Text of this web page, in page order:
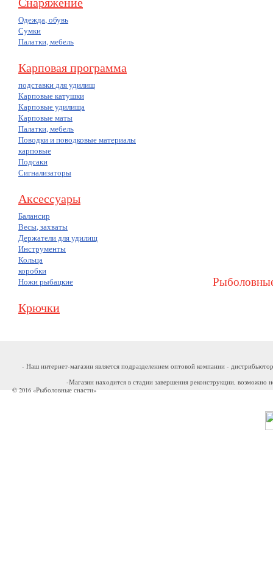
Одежда, обувь
Сумки
Палатки, мебель
Карповая программа
подставки для удилищ
Карповые катушки
Карповые удилища
Карповые маты
Палатки, мебель
Поводки и поводковые материалы
карповые
Подсаки
Сигнализаторы
Аксессуары
Балансир
Весы, захваты
Держатели для удилищ
Инструменты
Кольца
коробки
Ножи рыбацкие
Крючки
- Наш интернет-магазин является подразделением оптовой компании -
-Магазин находится в стадии завершения реконструкции, возможно
© 2016 «Рыболовные снасти»